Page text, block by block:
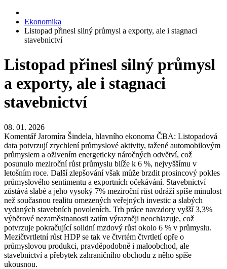
Ekonomika
Listopad přinesl silný průmysl a exporty, ale i stagnaci
stavebnictví
Listopad přinesl silný průmysl
a exporty, ale i stagnaci
stavebnictví
08. 01. 2026
Komentář Jaromíra Šindela, hlavního ekonoma ČBA: Listopadová
data potvrzují zrychlení průmyslové aktivity, tažené automobilovým
průmyslem a oživením energeticky náročných odvětví, což
posunulo meziroční růst průmyslu blíže k 6 %, nejvyššímu v
letošním roce. Další zlepšování však může brzdit prosincový pokles
průmyslového sentimentu a exportních očekávání. Stavebnictví
zůstává slabé a jeho vysoký 7% meziroční růst odráží spíše minulost
než současnou realitu omezených veřejných investic a slabých
vydaných stavebních povoleních. Trh práce navzdory vyšší 3,3%
výběrové nezaměstnanosti zatím výrazněji neochlazuje, což
potvrzuje pokračující solidní mzdový růst okolo 6 % v průmyslu.
Mezičtvrtletní růst HDP se tak ve čtvrtém čtvrtletí opře o
průmyslovou produkci, pravděpodobně i maloobchod, ale
stavebnictví a přebytek zahraničního obchodu z něho spíše
ukousnou.